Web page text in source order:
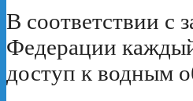
В соответствии с
Федерации
доступ к водным